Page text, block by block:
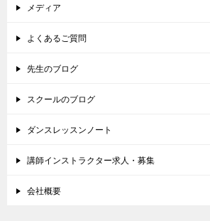
メディア
よくあるご質問
先生のブログ
スクールのブログ
ダンスレッスンノート
講師インストラクター求人・募集
会社概要